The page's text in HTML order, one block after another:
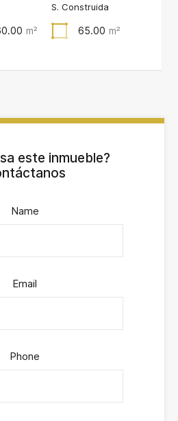
m²
S. Construida
65.00 m²
este inmueble?
Name
Email
Phone